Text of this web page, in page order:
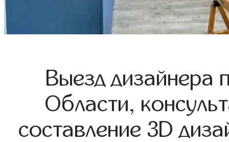
Выезд дизайнера
Области,
составление 3D